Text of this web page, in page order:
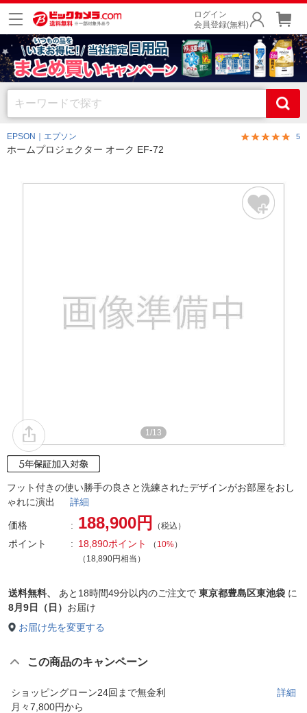
ログイン
会員登録(無料)
EPSON｜エプソン 5
ホームプロジェクター オーク EF-72
1/13
フット付きの使い勝手の良さと洗練されたデザインがお部屋をおし
ゃれに演出 詳細
価格 188,900円 （税込）
ポイント 18,890ポイント （ 10%）
（18,890円相当）
送料無料、 あと 18時間49分以内のご注文で 東京都豊島区東池袋 に
8月9日（日） お届け
お届け先を変更する
この商品のキャンペーン
ショッピングローン24回まで無金利
月々7,800円から
詳細